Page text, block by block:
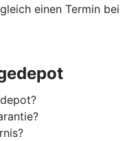
einen Termin bei